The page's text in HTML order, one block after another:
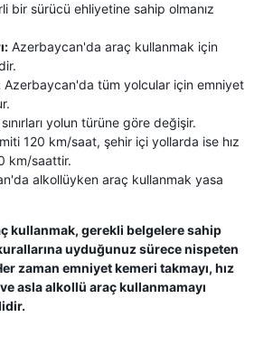
bir sürücü ehliyetine sahip olmanız
Azerbaycan'da araç kullanmak için
Azerbaycan'da tüm yolcular için emniyet
sınırları yolun türüne göre değişir.
120 km/saat, şehir içi yollarda ise hız
km/saattir.
alkollüyken araç kullanmak yasa
kullanmak, gerekli belgelere sahip
uyduğunuz sürece nispeten
zaman emniyet kemeri takmayı, hız
ve asla alkollü araç kullanmamayı